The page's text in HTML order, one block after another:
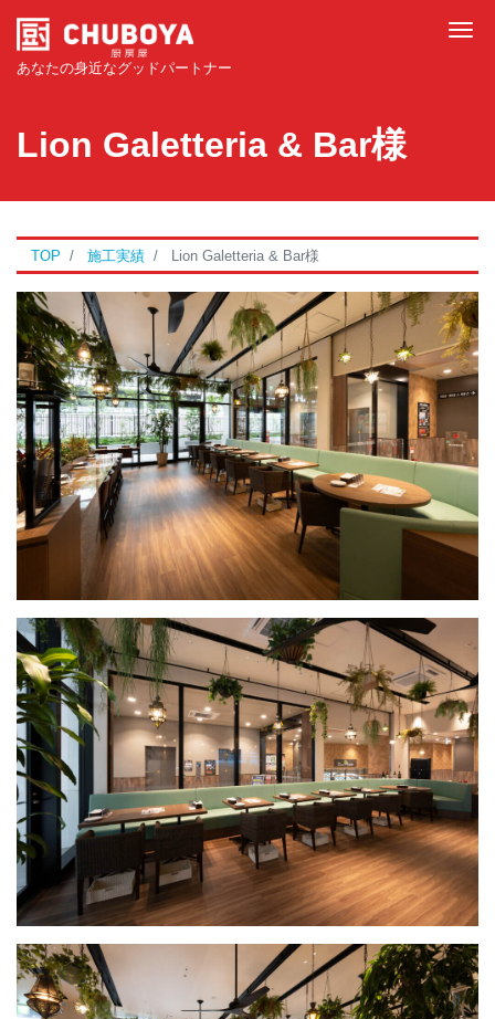
あなたの身近なグッドパートナー
Lion Galetteria & Bar様
TOP 施工実績 Lion Galetteria & Bar様